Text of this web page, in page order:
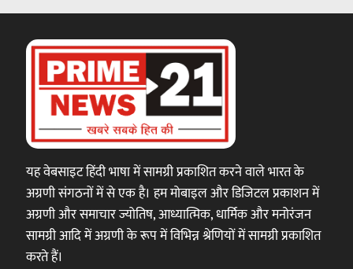
यह वेबसाइट हिंदी भाषा में सामग्री प्रकाशित करने वाले भारत के
अग्रणी संगठनों में से एक है। हम मोबाइल और डिजिटल प्रकाशन में
अग्रणी और समाचार ज्योतिष, आध्यात्मिक, धार्मिक और मनोरंजन
सामग्री आदि में अग्रणी के रूप में विभिन्न श्रेणियों में सामग्री प्रकाशित
करते हैं।